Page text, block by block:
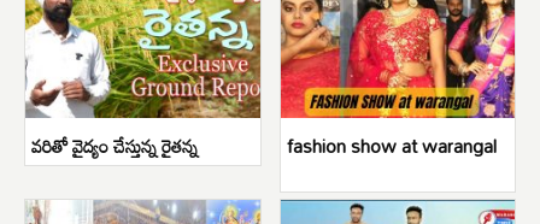
వరితో వైద్యం చేస్తున్న రైతన్న fashion show at warangal